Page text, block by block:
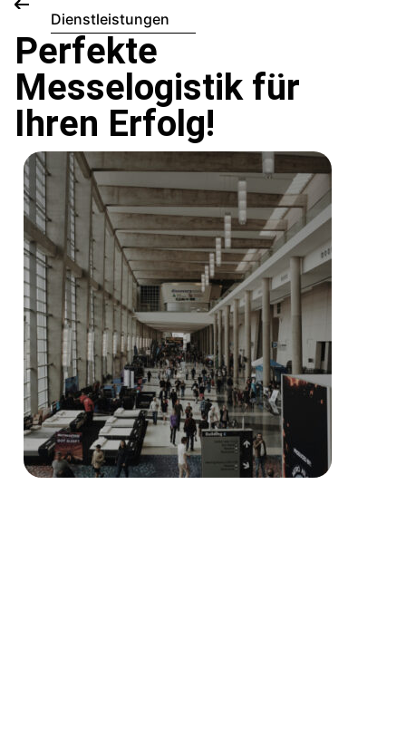
Dienstleistungen
Perfekte
Messelogistik für
Ihren Erfolg!